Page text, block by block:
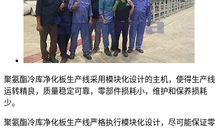
聚氨酯冷库净化板生产线采用模块化设计的主机，使得生产线
运转精良，质量稳定可靠，零部件损耗小，维护和保养损耗
少。
聚氨酯冷库净化板生产线严格执行模块化设计，尽可能保证零